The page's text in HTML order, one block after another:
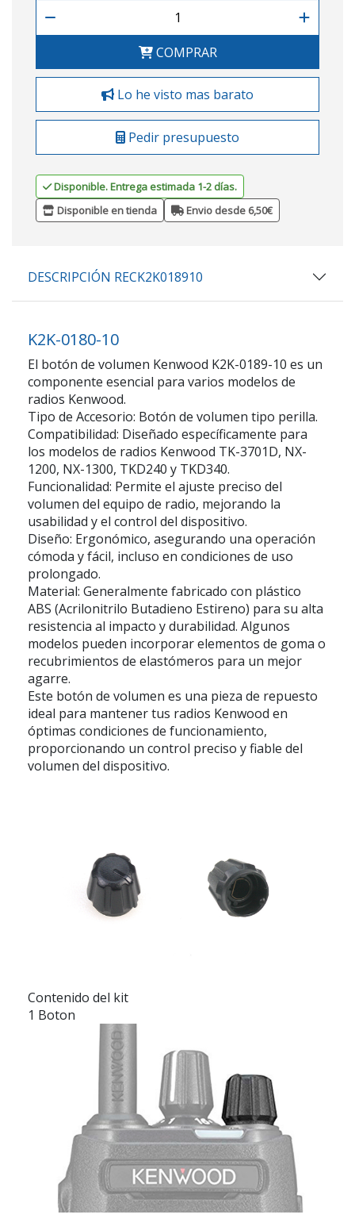
COMPRAR
Lo he visto mas barato
Pedir presupuesto
Disponible. Entrega estimada 1-2 días.
Disponible en tienda
Envio desde 6,50€
DESCRIPCIÓN RECK2K018910
K2K-0180-10
El botón de volumen Kenwood K2K-0189-10 es un
componente esencial para varios modelos de
radios Kenwood.
Tipo de Accesorio: Botón de volumen tipo perilla.
Compatibilidad: Diseñado específicamente para
los modelos de radios Kenwood TK-3701D, NX-
1200, NX-1300, TKD240 y TKD340.
Funcionalidad: Permite el ajuste preciso del
volumen del equipo de radio, mejorando la
usabilidad y el control del dispositivo.
Diseño: Ergonómico, asegurando una operación
cómoda y fácil, incluso en condiciones de uso
prolongado.
Material: Generalmente fabricado con plástico
ABS (Acrilonitrilo Butadieno Estireno) para su alta
resistencia al impacto y durabilidad. Algunos
modelos pueden incorporar elementos de goma o
recubrimientos de elastómeros para un mejor
agarre.
Este botón de volumen es una pieza de repuesto
ideal para mantener tus radios Kenwood en
óptimas condiciones de funcionamiento,
proporcionando un control preciso y fiable del
volumen del dispositivo.
Contenido del kit
1 Boton